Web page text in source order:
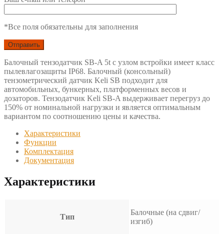
*Все поля обязательны для заполнения
Балочный тензодатчик SB-A 5t с узлом встройки имеет класс
пылевлагозащиты IP68. Балочный (консольный)
тензометрический датчик Keli SB подходит для
автомобильных, бункерных, платформенных весов и
дозаторов. Тензодатчик Keli SB-A выдерживает перегруз до
150% от номинальной нагрузки и является оптимальным
вариантом по соотношению цены и качества.
Характеристики
Функции
Комплектация
Документация
Характеристики
Тип
Балочные (на сдвиг/
изгиб)